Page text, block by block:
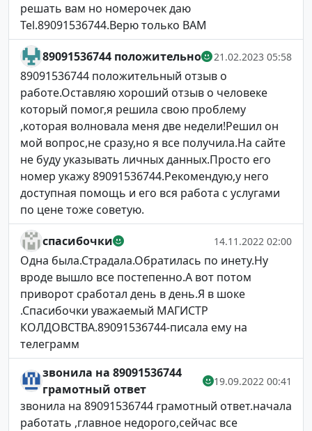
решать вам но номерочек даю
Tel.89091536744.Верю только ВАМ
89091536744 положительно 21.02.2023 05:58
89091536744 положительный отзыв о
работе.Оставляю хороший отзыв о человеке
который помог,я решила свою проблему
,которая волновала меня две недели!Решил он
мой вопрос,не сразу,но я все получила.На сайте
не буду указывать личных данных.Просто его
номер укажу 89091536744.Рекомендую,у него
доступная помощь и его вся работа с услугами
по цене тоже советую.
спасибочки 14.11.2022 02:00
Одна была.Страдала.Обратилась по инету.Ну
вроде вышло все постепенно.А вот потом
приворот сработал день в день.Я в шоке
.Спасибочки уважаемый МАГИСТР
КОЛДОВСТВА.89091536744-писала ему на
телеграмм
звонила на 89091536744
грамотный ответ
19.09.2022 00:41
звонила на 89091536744 грамотный ответ.начала
работать ,главное недорого,сейчас все